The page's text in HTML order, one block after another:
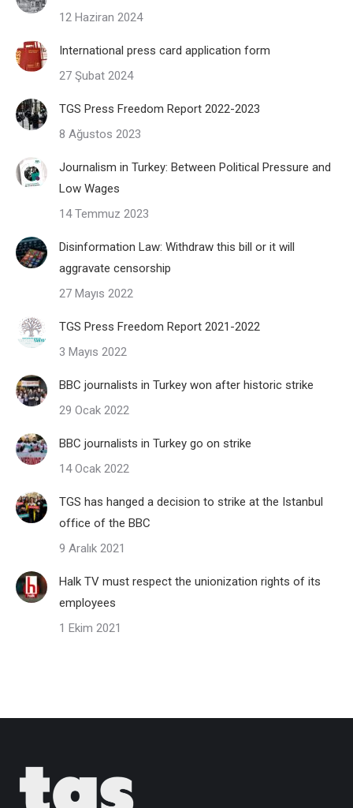
12 Haziran 2024
International press card application form
27 Şubat 2024
TGS Press Freedom Report 2022-2023
8 Ağustos 2023
Journalism in Turkey: Between Political Pressure and
Low Wages
14 Temmuz 2023
Disinformation Law: Withdraw this bill or it will
aggravate censorship
27 Mayıs 2022
TGS Press Freedom Report 2021-2022
3 Mayıs 2022
BBC journalists in Turkey won after historic strike
29 Ocak 2022
BBC journalists in Turkey go on strike
14 Ocak 2022
TGS has hanged a decision to strike at the Istanbul
office of the BBC
9 Aralık 2021
Halk TV must respect the unionization rights of its
employees
1 Ekim 2021